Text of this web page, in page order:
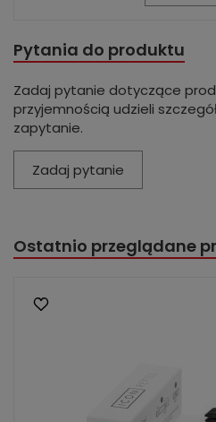
Pytania do produktu
Zadaj pytanie dotyczące
przyjemnością udzieli
zapytanie.
Zadaj pytanie
Ostatnio przeglądane